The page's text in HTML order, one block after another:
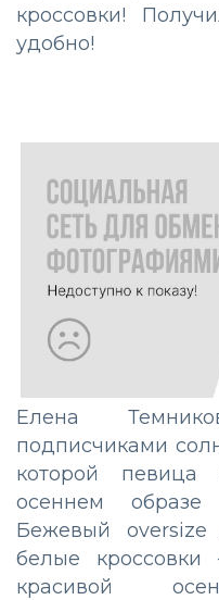
кроссовки!
удобно!
Елена
подписчиками
которой
осеннем образе
Бежевый oversize
белые
красивой